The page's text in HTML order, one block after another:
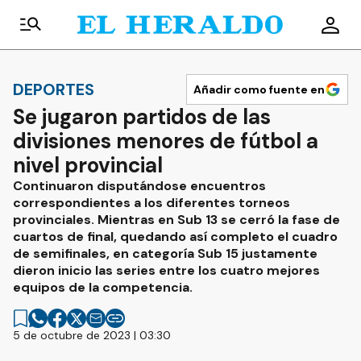
DEPORTES Añadir como fuente en
Se jugaron partidos de las
divisiones menores de fútbol a
nivel provincial
Continuaron disputándose encuentros
correspondientes a los diferentes torneos
provinciales. Mientras en Sub 13 se cerró la fase de
cuartos de final, quedando así completo el cuadro
de semifinales, en categoría Sub 15 justamente
dieron inicio las series entre los cuatro mejores
equipos de la competencia.
5 de octubre de 2023 | 03:30